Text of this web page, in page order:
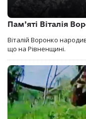
Пам’яті Віталія
Віталій Воронко
що на Рівненщині.